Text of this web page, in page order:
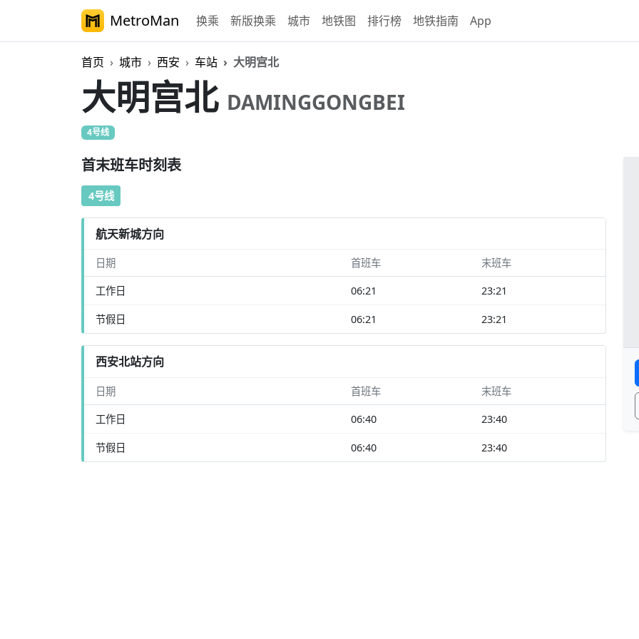
MetroMan 换乘 新版换乘 城市 地铁图 排行榜 地铁指南 App
首页 城市 西安 车站 大明宫北
大明宫北 DAMINGGONGBEI
4号线
首末班车时刻表
4号线
航天新城方向
日期 首班车 末班车
工作日 06:21 23:21
节假日 06:21 23:21
西安北站方向
日期 首班车 末班车
工作日 06:40 23:40
节假日 06:40 23:40